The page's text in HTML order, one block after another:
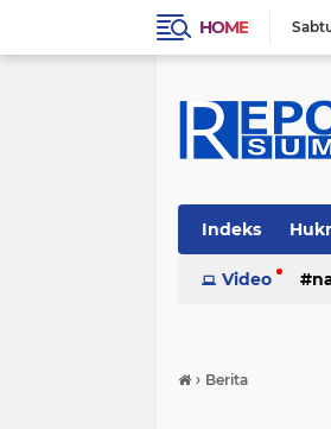
HOME
Indeks
Video
› Berita